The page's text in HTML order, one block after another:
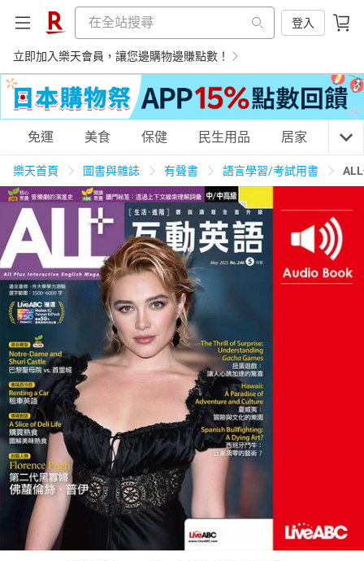
登入
立即加入樂天會員，讓您邊購物邊賺點數！
購物網分類
天天免運 美食蛋糕 養生保健 民生用品
居家生活 3C家電 運動休閒 親子玩具
女裝 男裝 化妝保養
日本購物 電子/紙本書
HOT
免運 美食 保健 民生用品 居家 3C
樂天首頁 圖書與雜誌 有聲書 語言學習/考試用書